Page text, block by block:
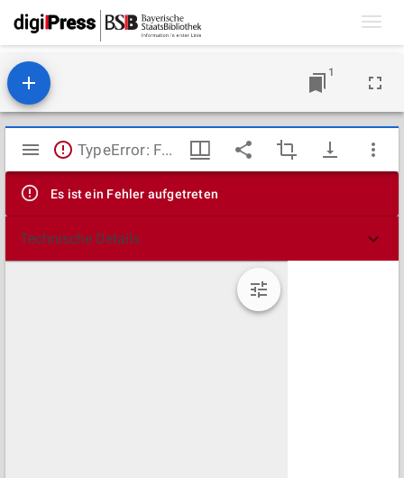
1
Mirador
Viewer
TypeError: Failed to fetch
Es ist ein Fehler aufgetreten
Technische Details